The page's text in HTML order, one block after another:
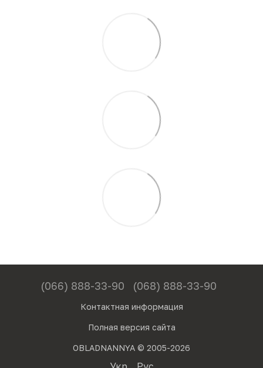
(066) 888-33-90 (068) 888-33-90
Контактная информация
Полная версия сайта
OBLADNANNYA © 2005-2026